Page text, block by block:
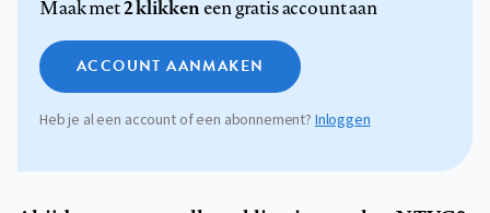
Maak met2 klikkeneen gratis account aan
ACCOUNT AANMAKEN
Heb je al een account of een abonnement? Inloggen